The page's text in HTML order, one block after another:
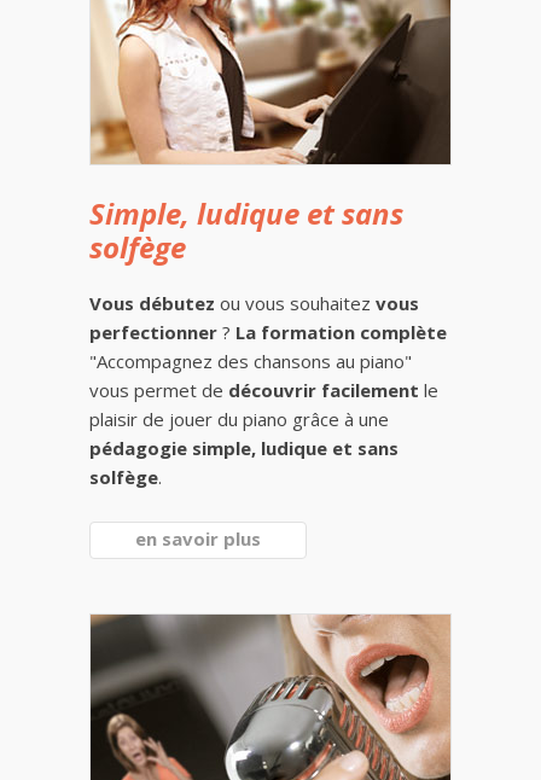
Simple, ludique et sans
solfège
Vous débutez ou vous souhaitez vous
perfectionner ? La formation complète
"Accompagnez des chansons au piano"
vous permet de découvrir facilement le
plaisir de jouer du piano grâce à une
pédagogie simple, ludique et sans
solfège.
en savoir plus